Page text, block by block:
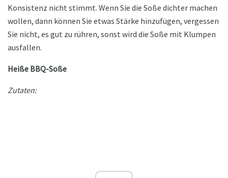
Konsistenz nicht stimmt. Wenn Sie die Soße dichter machen
wollen, dann können Sie etwas Stärke hinzufügen, vergessen
Sie nicht, es gut zu rühren, sonst wird die Soße mit Klumpen
ausfallen.
Heiße BBQ-Soße
Zutaten: